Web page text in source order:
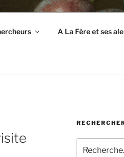
A La Fère et ses
pour